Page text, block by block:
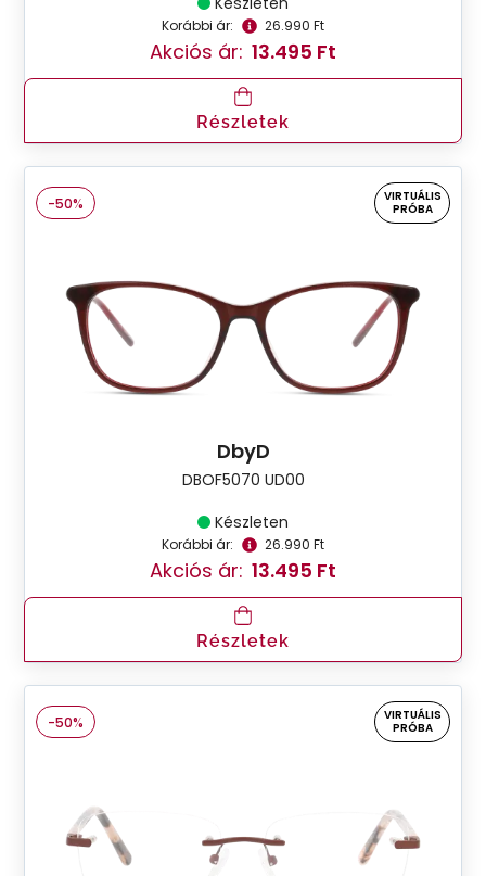
Korábbi ár: 26.990 Ft
Akciós ár: 13.495 Ft
Részletek
-50%
VIRTUÁLIS
PRÓBA
DbyD
DBOF5070 UD00
Készleten
Korábbi ár: 26.990 Ft
Akciós ár: 13.495 Ft
Részletek
-50%
VIRTUÁLIS
PRÓBA